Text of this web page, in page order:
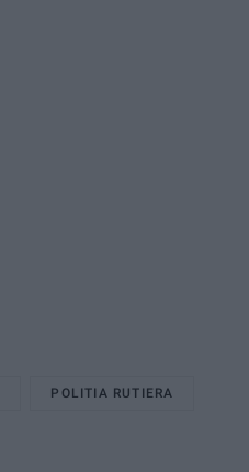
POLITIA RUTIERA